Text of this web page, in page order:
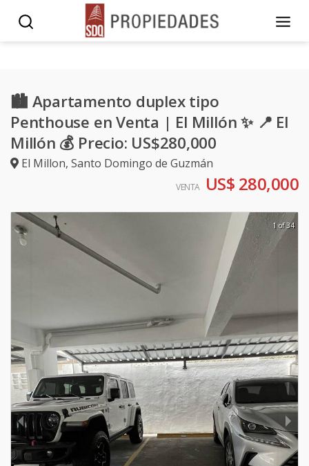
🏙️ Apartamento duplex tipo
Penthouse en Venta | El Millón ✨ 📍 El
Millón 💰 Precio: US$280,000
El Millon, Santo Domingo de Guzmán
VENTA US$ 280,000
1 of 34